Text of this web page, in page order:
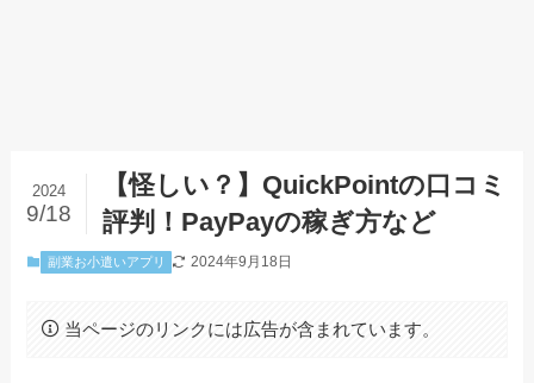
【怪しい？】QuickPointの口コミ
評判！PayPayの稼ぎ方など
2024
9/18
副業お小遣いアプリ 2024年9月18日
当ページのリンクには広告が含まれています。